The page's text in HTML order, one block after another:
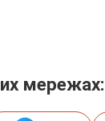
мережах: